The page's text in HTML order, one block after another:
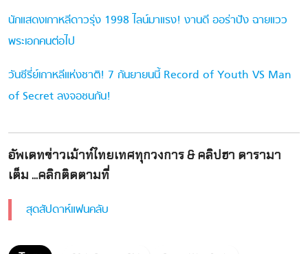
นักแสดงเกาหลีดาวรุ่ง 1998 ไลน์มาแรง! งานดี ออร่าปัง ฉายแวว
พระเอกคนต่อไป
วันซีรี่ย์เกาหลีแห่งชาติ! 7 กันยายนนี้ Record of Youth VS Man
of Secret ลงจอชนกัน!
อัพเดทข่าวเม้าท์ไทยเทศทุกวงการ & คลิปฮา ดารามา
เต็ม ...คลิกติดตามที่
สุดสัปดาห์แฟนคลับ